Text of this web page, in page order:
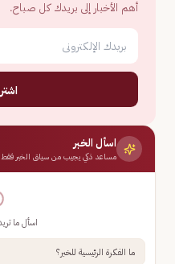
أهم الأخبار إلى بريدك كل صباح.
اسأل الخبر
مساعد ذكي يجيب من سياق الخبر فقط
اسأل ما
ما الفكرة الرئيسية للخبر؟